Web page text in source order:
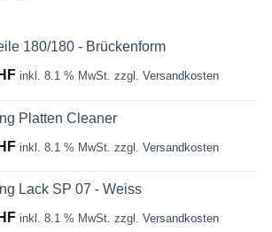
180/180 - Brückenform
inkl. 8.1 % MwSt. zzgl. Versandkosten
Platten Cleaner
inkl. 8.1 % MwSt. zzgl. Versandkosten
Lack SP 07 - Weiss
inkl. 8.1 % MwSt. zzgl. Versandkosten